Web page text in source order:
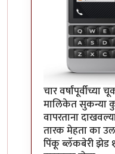
चार वर्षांपूर्वीच्या
मालिकेत सुकन्या
वापरताना
तारक मेहता का
पिंकू ब्लॅकबेरी झेड